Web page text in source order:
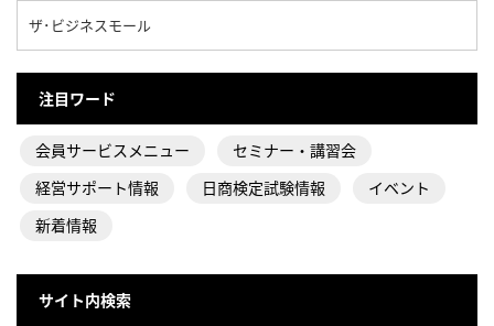
ザ･ビジネスモール
注目ワード
会員サービスメニュー
セミナー・講習会
経営サポート情報
日商検定試験情報
イベント
新着情報
サイト内検索